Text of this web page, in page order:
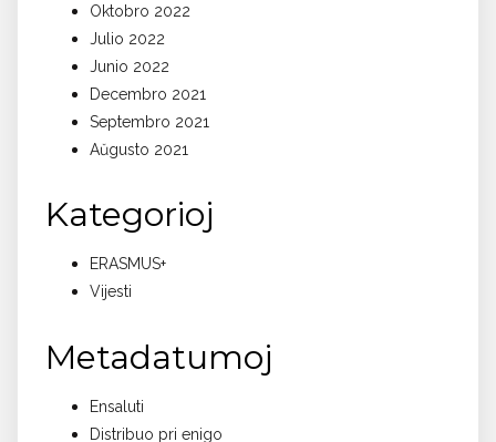
Oktobro 2022
Julio 2022
Junio 2022
Decembro 2021
Septembro 2021
Aŭgusto 2021
Kategorioj
ERASMUS+
Vijesti
Metadatumoj
Ensaluti
Distribuo pri enigo